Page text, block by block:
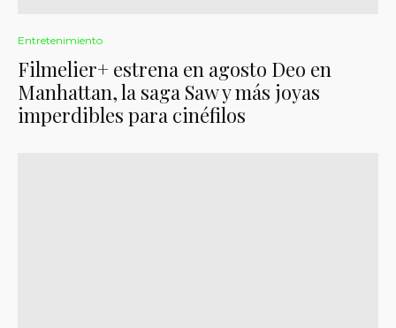
Entretenimiento
Filmelier+ estrena en agosto Deo en
Manhattan, la saga Saw y más joyas
imperdibles para cinéfilos